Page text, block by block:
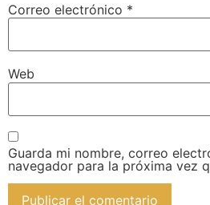
Correo electrónico *
Web
Guarda mi nombre, correo
navegador para la próxima vez